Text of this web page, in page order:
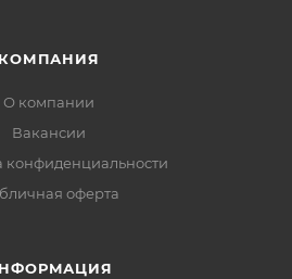
КОМПАНИЯ
О компании
Вакансии
конфиденциальности
оферта